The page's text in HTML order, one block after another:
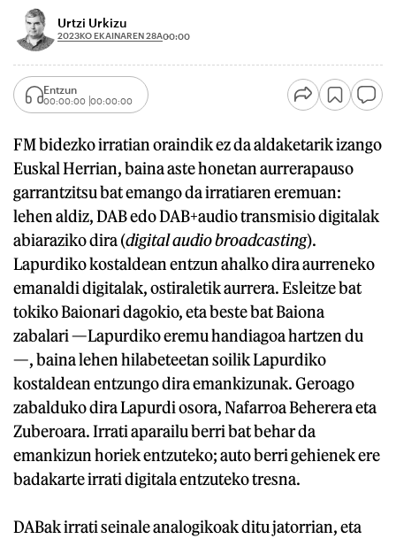
Urtzi Urkizu
2023KO EKAINAREN 28A00:00
Entzun
00:00:00 00:00:00
FM bidezko irratian oraindik ez da aldaketarik izango
Euskal Herrian, baina aste honetan aurrerapauso
garrantzitsu bat emango da irratiaren eremuan:
lehen aldiz, DAB edo DAB+audio transmisio digitalak
abiaraziko dira (digital audio broadcasting).
Lapurdiko kostaldean entzun ahalko dira aurreneko
emanaldi digitalak, ostiraletik aurrera. Esleitze bat
tokiko Baionari dagokio, eta beste bat Baiona
zabalari —Lapurdiko eremu handiagoa hartzen du
—, baina lehen hilabeteetan soilik Lapurdiko
kostaldean entzungo dira emankizunak. Geroago
zabalduko dira Lapurdi osora, Nafarroa Beherera eta
Zuberoara. Irrati aparailu berri bat behar da
emankizun horiek entzuteko; auto berri gehienek ere
badakarte irrati digitala entzuteko tresna.
DABak irrati seinale analogikoak ditu jatorrian, eta